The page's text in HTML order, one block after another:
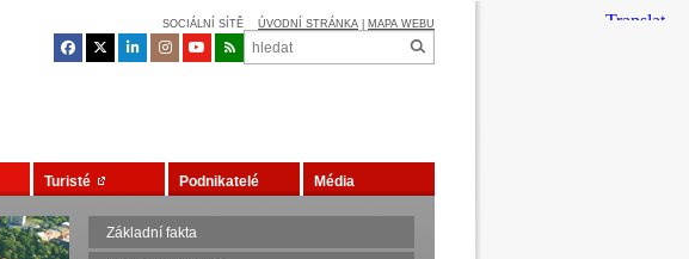
SOCIÁLNÍ SÍTĚ ÚVODNÍ STRÁNKA MAPA WEBU
Turisté Podnikatelé Média
Základní fakta